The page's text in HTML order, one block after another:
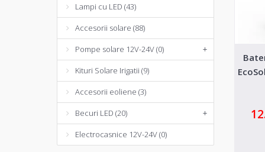
Lampi cu LED (43)
Accesorii solare (88)
Pompe solare 12V-24V (0)
+
Kituri Solare Irigatii (9)
Accesorii eoliene (3)
Becuri LED (20)
+
Electrocasnice 12V-24V (0)